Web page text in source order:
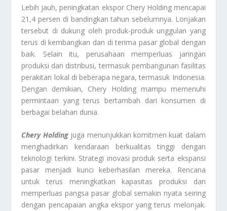
Lebih jauh, peningkatan ekspor Chery Holding mencapai
21,4 persen di bandingkan tahun sebelumnya. Lonjakan
tersebut di dukung oleh produk-produk unggulan yang
terus di kembangkan dan di terima pasar global dengan
baik. Selain itu, perusahaan memperluas jaringan
produksi dan distribusi, termasuk pembangunan fasilitas
perakitan lokal di beberapa negara, termasuk Indonesia.
Dengan demikian, Chery Holding mampu memenuhi
permintaan yang terus bertambah dari konsumen di
berbagai belahan dunia.
Chery Holdingjuga menunjukkan komitmen kuat dalam
menghadirkan kendaraan berkualitas tinggi dengan
teknologi terkini. Strategi inovasi produk serta ekspansi
pasar menjadi kunci keberhasilan mereka. Rencana
untuk terus meningkatkan kapasitas produksi dan
memperluas pangsa pasar global semakin nyata seiring
dengan pencapaian angka ekspor yang terus melonjak.